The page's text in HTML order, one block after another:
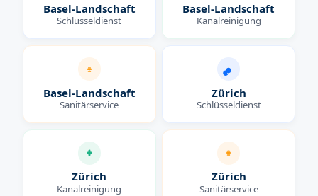
Basel-Landschaft
Schlüsseldienst
Basel-Landschaft
Kanalreinigung
Basel-Landschaft
Sanitärservice
Zürich
Schlüsseldienst
Zürich
Kanalreinigung
Zürich
Sanitärservice